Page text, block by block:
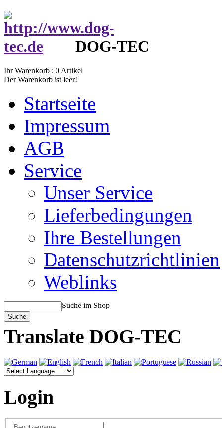
DOG-TEC
Ihr Warenkorb : 0 Artikel
Der Warenkorb ist leer!
Startseite
Impressum
AGB
Service
Unser Service
Lieferbedingungen
Ihre Bestellungen
Datenschutzrichtlinien
Weblinks
Suche im Shop
Translate DOG-TEC
Login